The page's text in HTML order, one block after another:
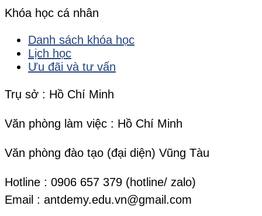
Khóa học cá nhân
Danh sách khóa học
Lịch học
Ưu đãi và tư vấn
Trụ sở : Hồ Chí Minh
Văn phòng làm việc : Hồ Chí Minh
Văn phòng đào tạo (đại diện) Vũng Tàu
Hotline : 0906 657 379 (hotline/ zalo)
Email : antdemy.edu.vn@gmail.com